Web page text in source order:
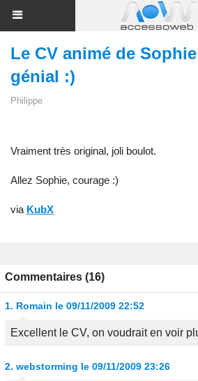
Le CV animé de
génial :)
Philippe
Vraiment très original, joli boulot.
Allez Sophie, courage :)
via KubX
Commentaires (16)
1. Romain le 09/11/2009 22:52
Excellent le CV, on voudrait en voir
2. webstorming le 09/11/2009 23:26